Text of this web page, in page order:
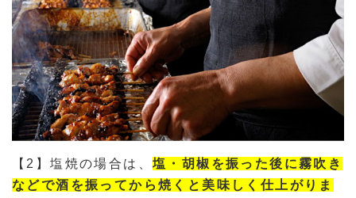
【2】塩焼の場合は、 塩・胡椒を振った後に霧吹き
などで酒を振ってから焼くと美味しく仕上がりま